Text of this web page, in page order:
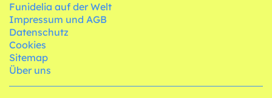
Funidelia auf der Welt
Impressum und AGB
Datenschutz
Cookies
Sitemap
Über uns